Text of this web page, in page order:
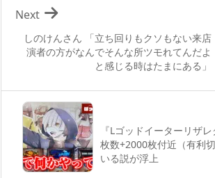
しのけんさん 「立ち回りもクソもない来店
演者の方がなんでそんな所ツモれてんだよ
と感じる時はたまにある」
Next
『Lゴッドイーターリザ
枚数+2000枚付近（有利
いる説が浮上